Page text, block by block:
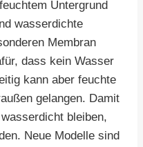
Untergrund
wasserdichte
Membran
dass kein Wasser
kann aber feuchte
gelangen. Damit
bleiben,
Neue Modelle sind